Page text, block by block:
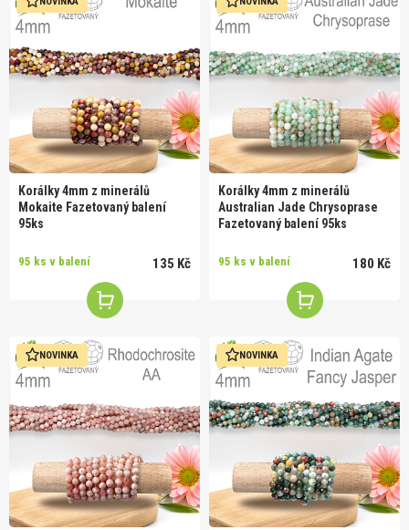
Korálky 4mm z minerálů
Mokaite Fazetovaný balení
95ks
95 ks v balení 135 Kč
Korálky 4mm z minerálů
Australian Jade Chrysoprase
Fazetovaný balení 95ks
95 ks v balení 180 Kč
NOVINKA NOVINKA